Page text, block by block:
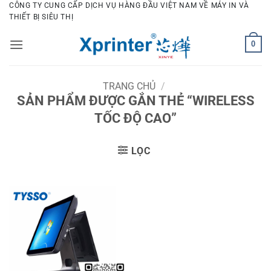
Bỏ
qua
dung
CÔNG TY CUNG CẤP DỊCH VỤ HÀNG ĐẦU VIỆT NAM VỀ MÁY IN VÀ
THIẾT BỊ SIÊU THỊ
0
TRANG CHỦ /
SẢN PHẨM ĐƯỢC GẮN THẺ “WIRELESS
TỐC ĐỘ CAO”
LỌC